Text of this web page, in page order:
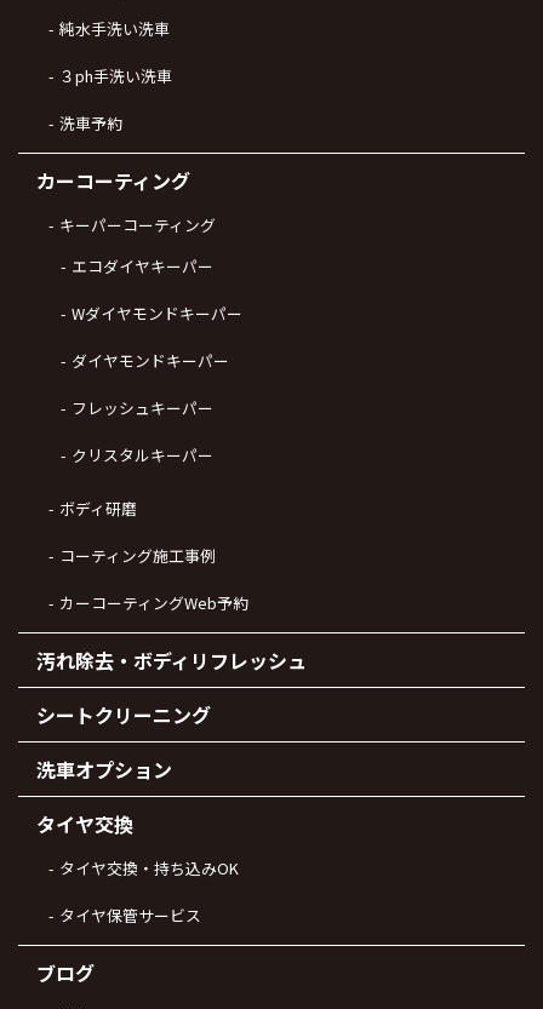
純水手洗い洗車
３ph手洗い洗車
洗車予約
カーコーティング
キーパーコーティング
エコダイヤキーパー
Wダイヤモンドキーパー
ダイヤモンドキーパー
フレッシュキーパー
クリスタルキーパー
ボディ研磨
コーティング施工事例
カーコーティングWeb予約
汚れ除去・ボディリフレッシュ
シートクリーニング
洗車オプション
タイヤ交換
タイヤ交換・持ち込みOK
タイヤ保管サービス
ブログ